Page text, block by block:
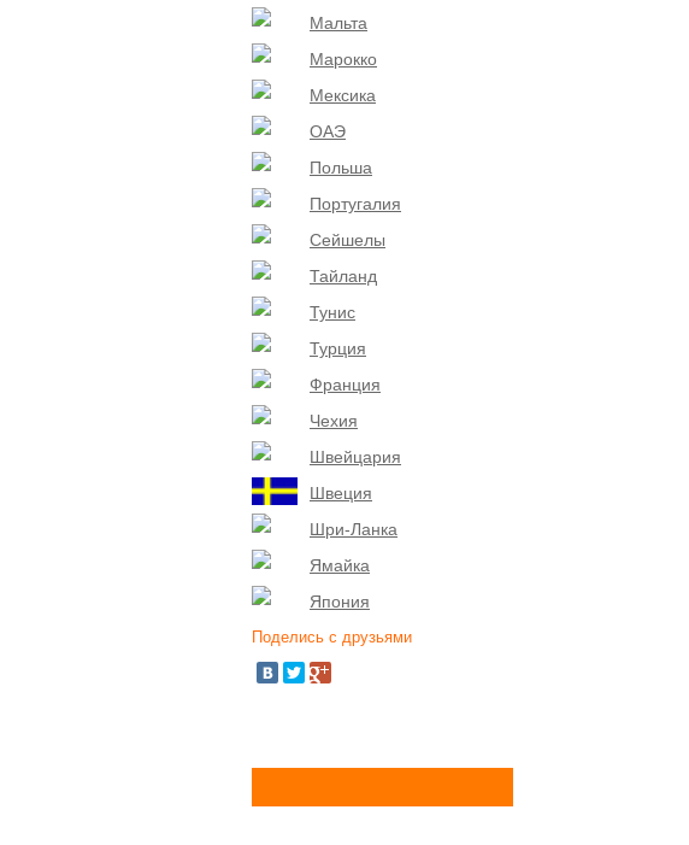
Мальта
Марокко
Мексика
ОАЭ
Польша
Португалия
Сейшелы
Тайланд
Тунис
Турция
Франция
Чехия
Швейцария
Швеция
Шри-Ланка
Ямайка
Япония
Поделись с друзьями